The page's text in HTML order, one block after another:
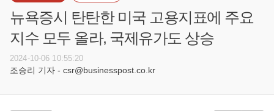
뉴욕증시 탄탄한 미국 고용지표에 주요
지수 모두 올라, 국제유가도 상승
2024-10-06 10:55:20
조승리 기자 - csr@businesspost.co.kr